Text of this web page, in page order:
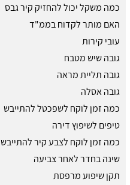
כמה משקל יכול להחזיק קיר גבס
האם מותר לקדוח בממ"ד
עובי קירות
גובה שיש מטבח
גובה תליית מראה
גובה אסלה
כמה זמן לוקח לשפכטל להתייבש
טיפים לשיפוץ דירה
כמה זמן לוקח לצבע קיר להתייבש
שינה בחדר לאחר צביעה
תקן שיפוע מרפסת